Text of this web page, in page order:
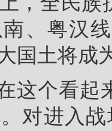
、粤汉
国土将成
这个看起
对进入